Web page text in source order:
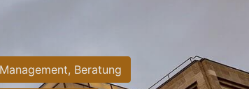
Management, Beratung